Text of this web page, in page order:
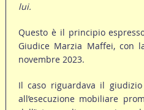
lui.
Questo è il principio
Giudice Marzia Maffei, con
novembre 2023.
Il caso riguardava il
all’esecuzione mobiliare